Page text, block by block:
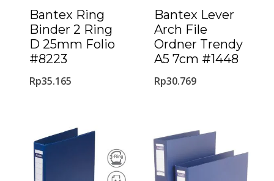
Bantex Ring
Binder 2 Ring
D 25mm Folio
#8223
Rp35.165
Bantex Lever
Arch File
Ordner Trendy
A5 7cm #1448
Rp30.769